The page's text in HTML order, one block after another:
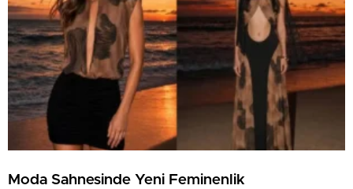
Moda Sahnesinde Yeni Feminenlik